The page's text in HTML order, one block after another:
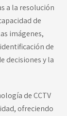
a la resolución
de
imágenes,
de
decisiones y la
de CCTV
ofreciendo